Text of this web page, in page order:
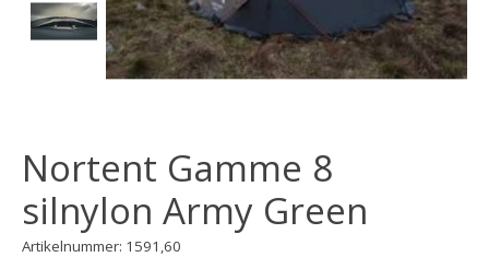
Nortent Gamme 8
silnylon Army Green
Artikelnummer: 1591,60